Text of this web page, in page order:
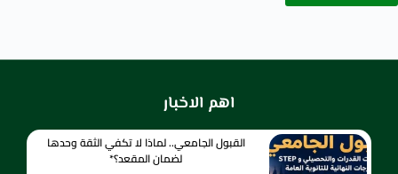
اهم الاخبار
القبول الجامعي.. لماذا لا تكفي الثقة وحدها
لضمان المقعد؟*